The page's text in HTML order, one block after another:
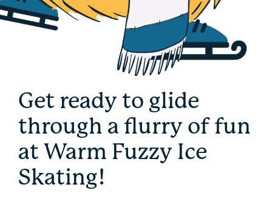
Get ready to glide
through a flurry of fun
at Warm Fuzzy Ice
Skating!